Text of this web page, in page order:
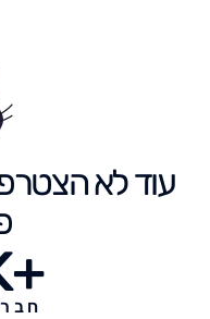
עוד לא